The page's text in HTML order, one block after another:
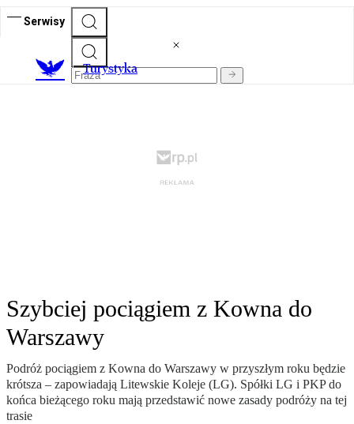
Serwisy
Turystyka
Szybciej pociągiem z Kowna do
Warszawy
Podróż pociągiem z Kowna do Warszawy w przyszłym roku będzie
krótsza – zapowiadają Litewskie Koleje (LG). Spółki LG i PKP do
końca bieżącego roku mają przedstawić nowe zasady podróży na tej
trasie